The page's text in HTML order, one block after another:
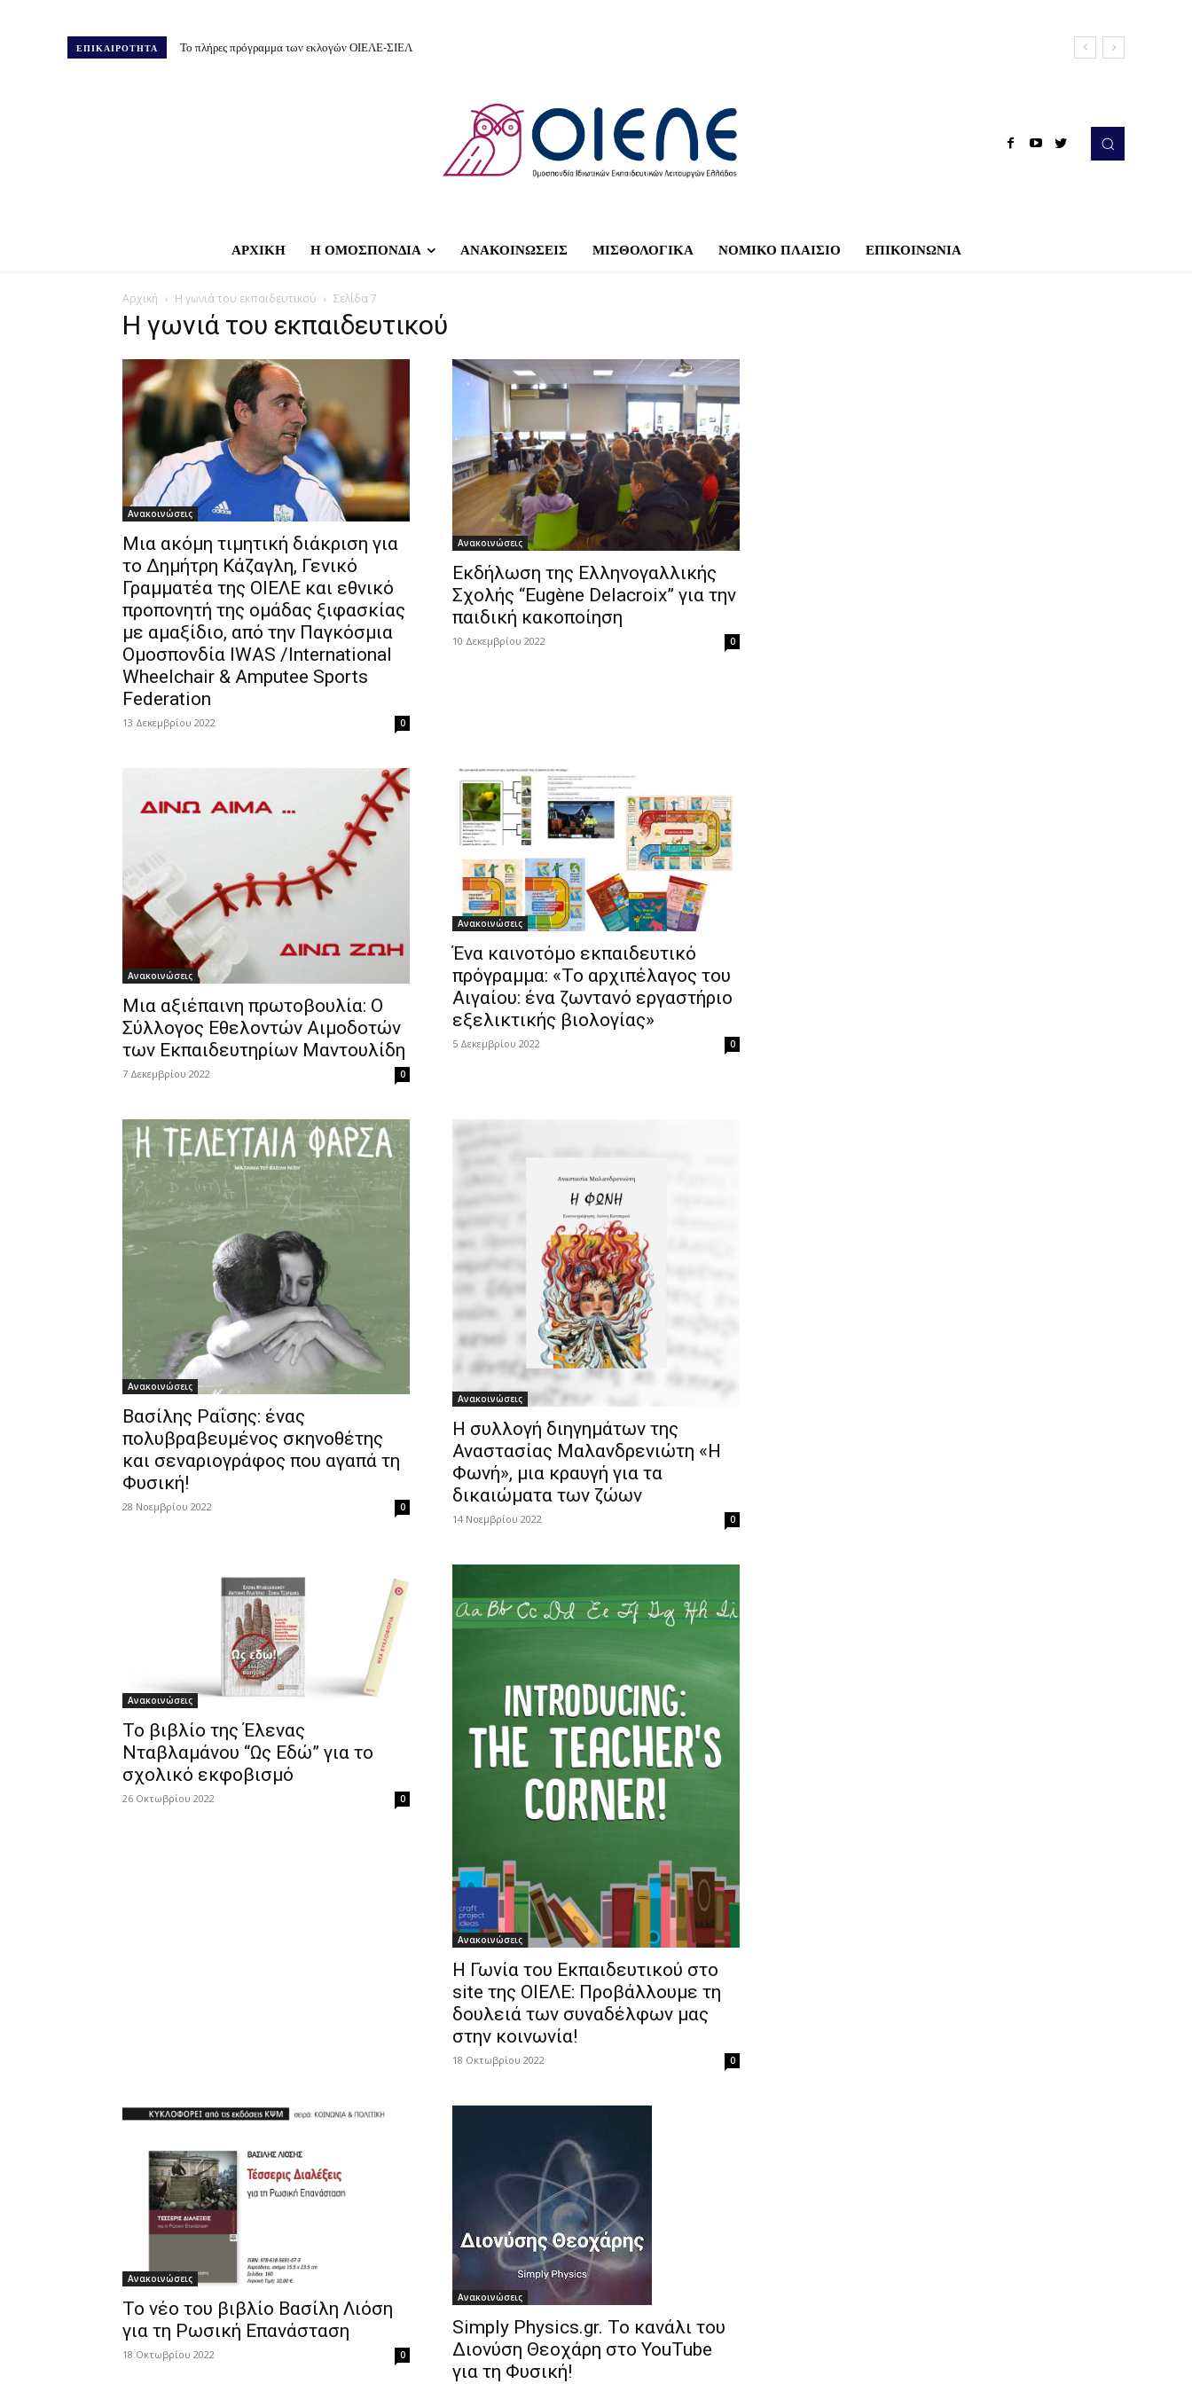
ΕΠΙΚΑΙΡΟΤΗΤΑ Το πλήρες πρόγραμμα των εκλογών ΟΙΕΛΕ-ΣΙΕΛ
ΑΡΧΙΚΗ Η ΟΜΟΣΠΟΝΔΙΑ ΑΝΑΚΟΙΝΩΣΕΙΣ ΜΙΣΘΟΛΟΓΙΚΑ ΝΟΜΙΚΟ ΠΛΑΙΣΙΟ ΕΠΙΚΟΙΝΩΝΙΑ
Αρχική Η γωνιά του εκπαιδευτικού Σελίδα 7
Η γωνιά του εκπαιδευτικού
Ανακοινώσεις
Μια ακόμη τιμητική διάκριση για
το Δημήτρη Κάζαγλη, Γενικό
Γραμματέα της ΟΙΕΛΕ και εθνικό
προπονητή της ομάδας ξιφασκίας
με αμαξίδιο, από την Παγκόσμια
Ομοσπονδία IWAS /International
Wheelchair & Amputee Sports
Federation
13 Δεκεμβρίου 2022 0
Ανακοινώσεις
Εκδήλωση της Ελληνογαλλικής
Σχολής “Eugène Delacroix” για την
παιδική κακοποίηση
10 Δεκεμβρίου 2022 0
Ανακοινώσεις
Μια αξιέπαινη πρωτοβουλία: Ο
Σύλλογος Εθελοντών Αιμοδοτών
των Εκπαιδευτηρίων Μαντουλίδη
7 Δεκεμβρίου 2022 0
Ανακοινώσεις
Ένα καινοτόμο εκπαιδευτικό
πρόγραμμα: «Το αρχιπέλαγος του
Αιγαίου: ένα ζωντανό εργαστήριο
εξελικτικής βιολογίας»
5 Δεκεμβρίου 2022 0
Ανακοινώσεις
Βασίλης Ραΐσης: ένας
πολυβραβευμένος σκηνοθέτης
και σεναριογράφος που αγαπά τη
Φυσική!
28 Νοεμβρίου 2022 0
Ανακοινώσεις
Η συλλογή διηγημάτων της
Αναστασίας Μαλανδρενιώτη «Η
Φωνή», μια κραυγή για τα
δικαιώματα των ζώων
14 Νοεμβρίου 2022 0
Ανακοινώσεις
Το βιβλίο της Έλενας
Νταβλαμάνου “Ως Εδώ” για το
σχολικό εκφοβισμό
26 Οκτωβρίου 2022 0
Ανακοινώσεις
Η Γωνία του Εκπαιδευτικού στο
site της ΟΙΕΛΕ: Προβάλλουμε τη
δουλειά των συναδέλφων μας
στην κοινωνία!
18 Οκτωβρίου 2022 0
Ανακοινώσεις
Το νέο του βιβλίο Βασίλη Λιόση
για τη Ρωσική Επανάσταση
18 Οκτωβρίου 2022 0
Ανακοινώσεις
Simply Physics.gr. Το κανάλι του
Διονύση Θεοχάρη στο YouTube
για τη Φυσική!